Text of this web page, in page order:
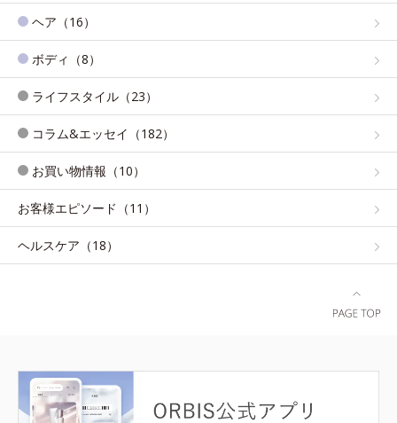
ヘア（16）
ボディ（8）
ライフスタイル（23）
コラム&エッセイ（182）
お買い物情報（10）
お客様エピソード（11）
ヘルスケア（18）